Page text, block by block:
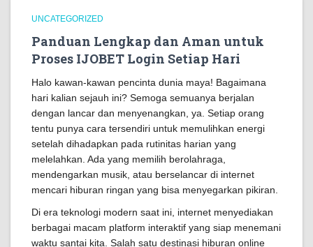
UNCATEGORIZED
Panduan Lengkap dan Aman untuk
Proses IJOBET Login Setiap Hari
Halo kawan-kawan pencinta dunia maya! Bagaimana
hari kalian sejauh ini? Semoga semuanya berjalan
dengan lancar dan menyenangkan, ya. Setiap orang
tentu punya cara tersendiri untuk memulihkan energi
setelah dihadapkan pada rutinitas harian yang
melelahkan. Ada yang memilih berolahraga,
mendengarkan musik, atau berselancar di internet
mencari hiburan ringan yang bisa menyegarkan pikiran.
Di era teknologi modern saat ini, internet menyediakan
berbagai macam platform interaktif yang siap menemani
waktu santai kita. Salah satu destinasi hiburan online